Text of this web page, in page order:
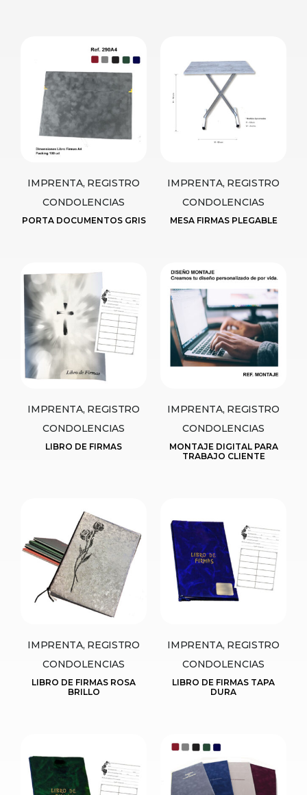
IMPRENTA, REGISTRO
CONDOLENCIAS
PORTA DOCUMENTOS GRIS
IMPRENTA, REGISTRO
CONDOLENCIAS
MESA FIRMAS PLEGABLE
IMPRENTA, REGISTRO
CONDOLENCIAS
LIBRO DE FIRMAS
IMPRENTA, REGISTRO
CONDOLENCIAS
MONTAJE DIGITAL PARA
TRABAJO CLIENTE
IMPRENTA, REGISTRO
CONDOLENCIAS
LIBRO DE FIRMAS ROSA
BRILLO
IMPRENTA, REGISTRO
CONDOLENCIAS
LIBRO DE FIRMAS TAPA
DURA